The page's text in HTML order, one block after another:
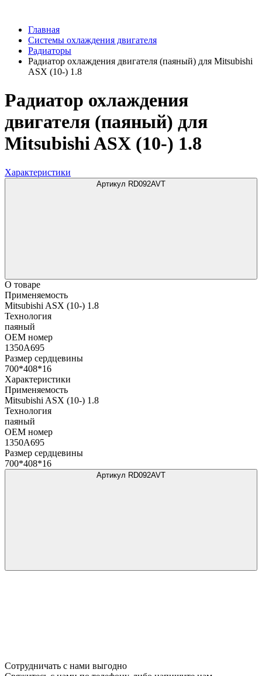
Главная
Системы охлаждения двигателя
Радиаторы
Радиатор охлаждения двигателя (паяный) для Mitsubishi
ASX (10-) 1.8
Радиатор охлаждения
двигателя (паяный) для
Mitsubishi ASX (10-) 1.8
Характеристики
Артикул RD092AVT
О товаре
Применяемость
Mitsubishi ASX (10-) 1.8
Технология
паяный
OEM номер
1350A695
Размер сердцевины
700*408*16
Характеристики
Применяемость
Mitsubishi ASX (10-) 1.8
Технология
паяный
OEM номер
1350A695
Размер сердцевины
700*408*16
Артикул RD092AVT
Сотрудничать с нами выгодно